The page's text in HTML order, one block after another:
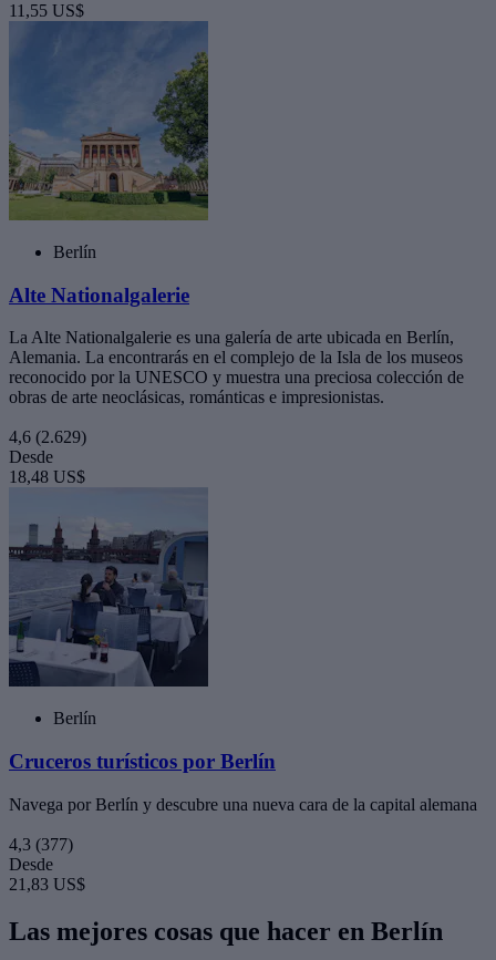
11,55 US$
Berlín
Alte Nationalgalerie
La Alte Nationalgalerie es una galería de arte ubicada en Berlín,
Alemania. La encontrarás en el complejo de la Isla de los museos
reconocido por la UNESCO y muestra una preciosa colección de
obras de arte neoclásicas, románticas e impresionistas.
4,6 (2.629)
Desde
18,48 US$
Berlín
Cruceros turísticos por Berlín
Navega por Berlín y descubre una nueva cara de la capital alemana
4,3 (377)
Desde
21,83 US$
Las mejores cosas que hacer en Berlín